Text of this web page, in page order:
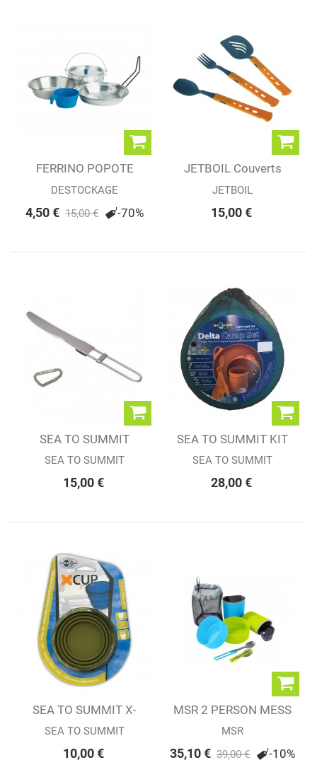
FERRINO POPOTE
MONO
DESTOCKAGE
4,50 € 15,00 € -70%
JETBOIL Couverts
pliants
JETBOIL
15,00 €
SEA TO SUMMIT
COUVERT TITANE...
SEA TO SUMMIT
15,00 €
SEA TO SUMMIT KIT
DELTA CAMP SET
SEA TO SUMMIT
28,00 €
SEA TO SUMMIT X-
CUP
SEA TO SUMMIT
10,00 €
MSR 2 PERSON MESS
KIT
MSR
35,10 € 39,00 € -10%